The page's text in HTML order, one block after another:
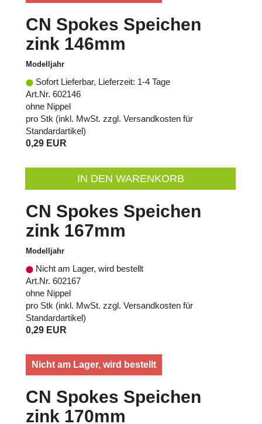
CN Spokes Speichen
zink 146mm
Modelljahr
Sofort Lieferbar, Lieferzeit: 1-4 Tage
Art.Nr. 602146
ohne Nippel
pro Stk (inkl. MwSt. zzgl. Versandkosten für
Standardartikel)
0,29 EUR
IN DEN WARENKORB
CN Spokes Speichen
zink 167mm
Modelljahr
Nicht am Lager, wird bestellt
Art.Nr. 602167
ohne Nippel
pro Stk (inkl. MwSt. zzgl. Versandkosten für
Standardartikel)
0,29 EUR
Nicht am Lager, wird bestellt
CN Spokes Speichen
zink 170mm